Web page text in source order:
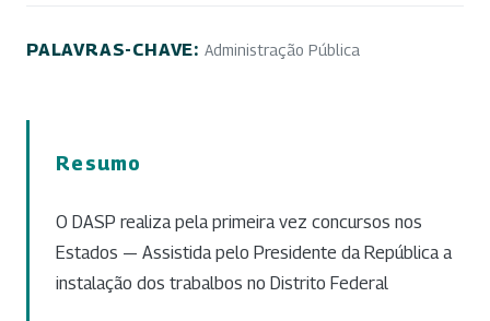
PALAVRAS-CHAVE: Administração Pública
Resumo
O DASP realiza pela primeira vez concursos nos
Estados — Assistida pelo Presidente da República a
instalação dos trabalbos no Distrito Federal